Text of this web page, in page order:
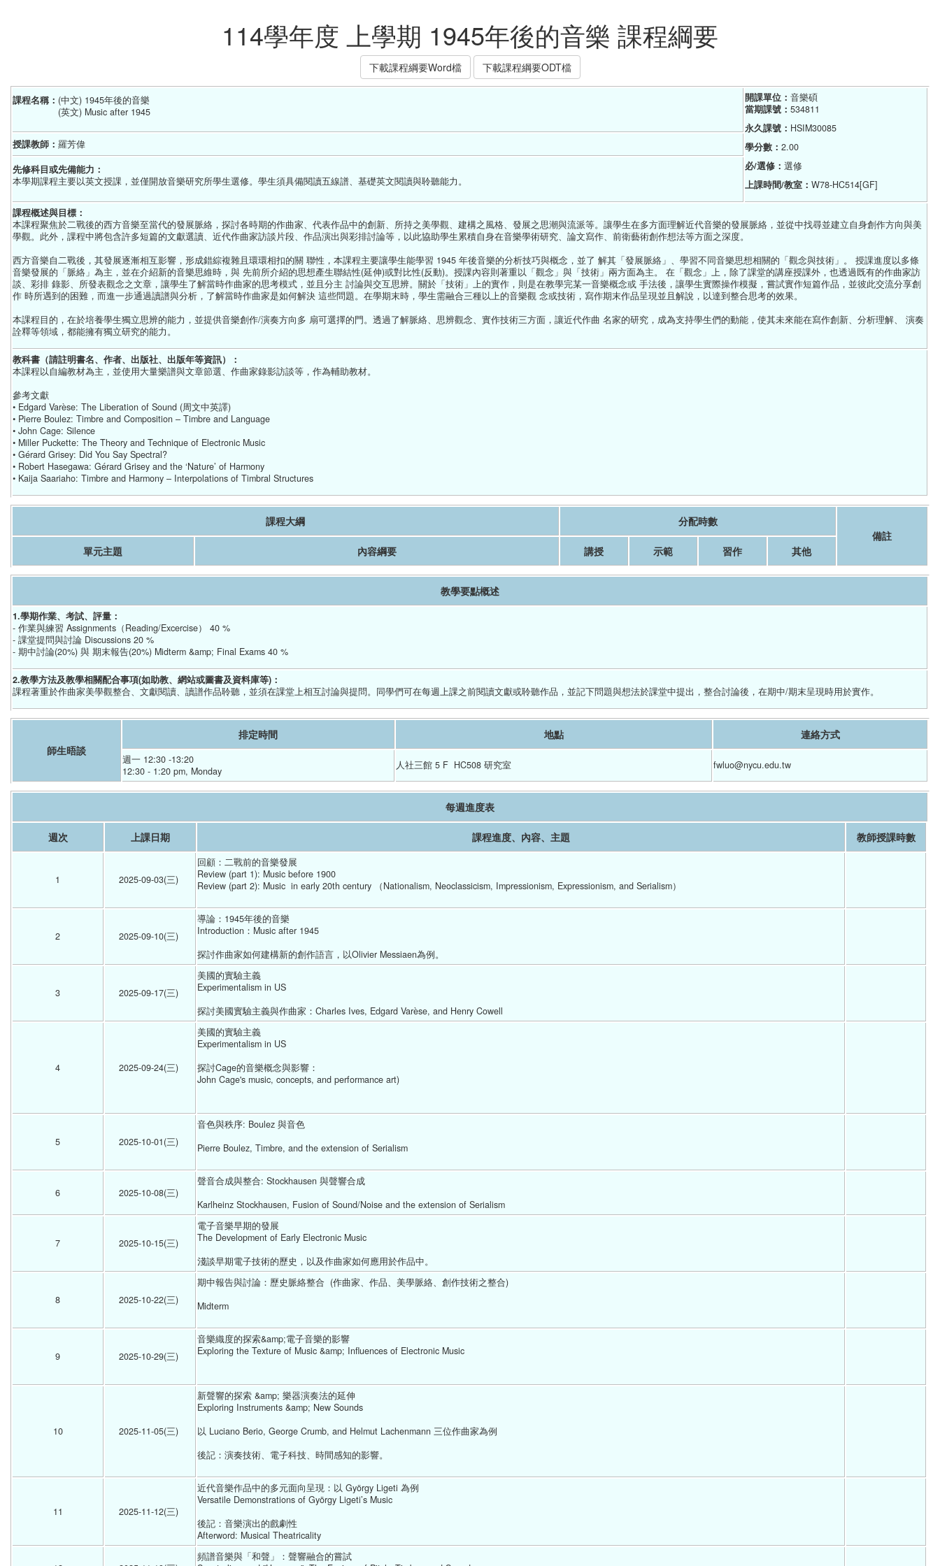
114學年度 上學期 1945年後的音樂 課程綱要
下載課程綱要Word檔 下載課程綱要ODT檔
課程名稱： (中文) 1945年後的音樂
(英文) Music after 1945
開課單位： 音樂碩
當期課號： 534811
永久課號： HSIM30085
學分數： 2.00
必/選修： 選修
上課時間/教室： W78-HC514[GF]
授課教師： 羅芳偉
先修科目或先備能力：
本學期課程主要以英文授課，並僅開放音樂研究所學生選修。學生須具備閱讀五線譜、基礎英文閱讀與聆聽能力。
課程概述與目標：
本課程聚焦於二戰後的西方音樂至當代的發展脈絡，探討各時期的作曲家、代表作品中的創新、所持之美學觀、建構之風格、發展之思潮與流派等。讓學生在多方面理解近代音樂的發展脈絡，並從中找尋並建立自身創作方向與美
學觀。此外，課程中將包含許多短篇的文獻選讀、近代作曲家訪談片段、作品演出與彩排討論等，以此協助學生累積自身在音樂學術研究、論文寫作、前衛藝術創作想法等方面之深度。
西方音樂自二戰後，其發展逐漸相互影響，形成錯綜複雜且環環相扣的關 聯性，本課程主要讓學生能學習 1945 年後音樂的分析技巧與概念，並了 解其「發展脈絡」、學習不同音樂思想相關的「觀念與技術」。 授課進度以多條
音樂發展的「脈絡」為主，並在介紹新的音樂思維時，與 先前所介紹的思想產生聯結性(延伸)或對比性(反動)。授課內容則著重以「觀念」與「技術」兩方面為主。 在「觀念」上，除了課堂的講座授課外，也透過既有的作曲家訪
談、彩排 錄影、所發表觀念之文章，讓學生了解當時作曲家的思考模式，並且分主 討論與交互思辨。關於「技術」上的實作，則是在教學完某一音樂概念或 手法後，讓學生實際操作模擬，嘗試實作短篇作品，並彼此交流分享創
作 時所遇到的困難，而進一步通過讀譜與分析，了解當時作曲家是如何解決 這些問題。在學期末時，學生需融合三種以上的音樂觀 念或技術，寫作期末作品呈現並且解說，以達到整合思考的效果。
本課程目的，在於培養學生獨立思辨的能力，並提供音樂創作/演奏方向多 扇可選擇的門。透過了解脈絡、思辨觀念、實作技術三方面，讓近代作曲 名家的研究，成為支持學生們的動能，使其未來能在寫作創新、分析理解、 演奏
詮釋等領域，都能擁有獨立研究的能力。
教科書（請註明書名、作者、出版社、出版年等資訊）：
本課程以自編教材為主，並使用大量樂譜與文章節選、作曲家錄影訪談等，作為輔助教材。
參考文獻
• Edgard Varèse: The Liberation of Sound (周文中英譯)
• Pierre Boulez: Timbre and Composition – Timbre and Language
• John Cage: Silence
• Miller Puckette: The Theory and Technique of Electronic Music
• Gérard Grisey: Did You Say Spectral?
• Robert Hasegawa: Gérard Grisey and the ‘Nature’ of Harmony
• Kaija Saariaho: Timbre and Harmony – Interpolations of Timbral Structures
課程大綱
分配時數
備註
單元主題
內容綱要 講授 示範 習作 其他
教學要點概述
1.學期作業、考試、評量：
- 作業與練習 Assignments（Reading/Excercise） 40 %
- 課堂提問與討論 Discussions 20 %
- 期中討論(20%) 與 期末報告(20%) Midterm &amp; Final Exams 40 %
2.教學方法及教學相關配合事項(如助教、網站或圖書及資料庫等)：
課程著重於作曲家美學觀整合、文獻閱讀、讀譜作品聆聽，並須在課堂上相互討論與提問。同學們可在每週上課之前閱讀文獻或聆聽作品，並記下問題與想法於課堂中提出，整合討論後，在期中/期末呈現時用於實作。
師生晤談
排定時間 地點 連絡方式
週一 12:30 -13:20
12:30 - 1:20 pm, Monday
人社三館 5 F  HC508 研究室 fwluo@nycu.edu.tw
每週進度表
週次 上課日期 課程進度、內容、主題 教師授課時數
1 2025-09-03(三)
回顧：二戰前的音樂發展
Review (part 1): Music before 1900
Review (part 2): Music  in early 20th century （Nationalism, Neoclassicism, Impressionism, Expressionism, and Serialism）
2 2025-09-10(三)
導論：1945年後的音樂
Introduction：Music after 1945
探討作曲家如何建構新的創作語言，以Olivier Messiaen為例。
3 2025-09-17(三)
美國的實驗主義
Experimentalism in US
探討美國實驗主義與作曲家：Charles Ives, Edgard Varèse, and Henry Cowell
4 2025-09-24(三)
美國的實驗主義
Experimentalism in US
探討Cage的音樂概念與影響：
John Cage's music, concepts, and performance art)
5 2025-10-01(三)
音色與秩序: Boulez 與音色
Pierre Boulez, Timbre, and the extension of Serialism
6 2025-10-08(三)
聲音合成與整合: Stockhausen 與聲響合成
Karlheinz Stockhausen, Fusion of Sound/Noise and the extension of Serialism
7 2025-10-15(三)
電子音樂早期的發展
The Development of Early Electronic Music
淺談早期電子技術的歷史，以及作曲家如何應用於作品中。
8 2025-10-22(三)
期中報告與討論：歷史脈絡整合  (作曲家、作品、美學脈絡、創作技術之整合)
Midterm
9 2025-10-29(三)
音樂織度的探索&amp;電子音樂的影響
Exploring the Texture of Music &amp; Influences of Electronic Music
10 2025-11-05(三)
新聲響的探索 &amp; 樂器演奏法的延伸
Exploring Instruments &amp; New Sounds
以 Luciano Berio, George Crumb, and Helmut Lachenmann 三位作曲家為例
後記：演奏技術、電子科技、時間感知的影響。
11 2025-11-12(三)
近代音樂作品中的多元面向呈現：以 György Ligeti 為例
Versatile Demonstrations of György Ligeti’s Music
後記：音樂演出的戲劇性
Afterword: Musical Theatricality
頻譜音樂與「和聲」：聲響融合的嘗試